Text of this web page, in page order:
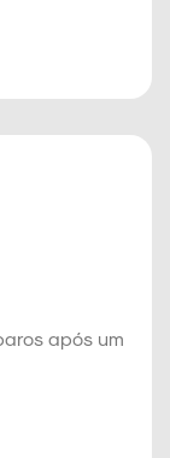
após um